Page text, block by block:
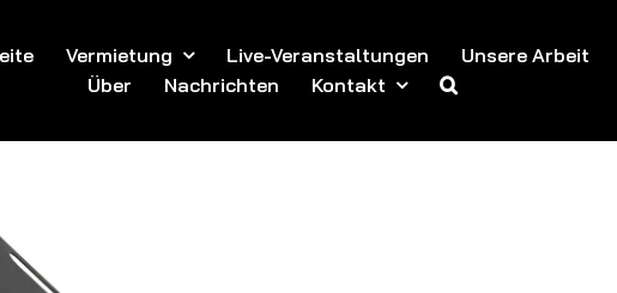
Vermietung Live-Veranstaltungen
Unsere Arbeit
Über
Nachrichten Kontakt